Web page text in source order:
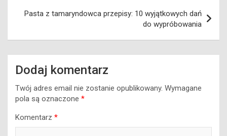
Pasta z tamaryndowca przepisy: 10 wyjątkowych dań
do wypróbowania
Dodaj komentarz
Twój adres email nie zostanie opublikowany. Wymagane
pola są oznaczone *
Komentarz *